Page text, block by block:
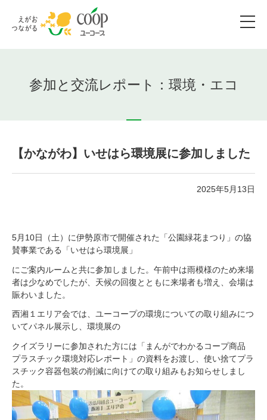
参加と交流レポート：環境・エコ
【かながわ】いせはら環境展に参加しました
2025年5月13日
5月10日（土）に伊勢原市で開催された「公園緑花まつり」の協
賛事業である「いせはら環境展」
にご案内ルームと共に参加しました。午前中は雨模様のため来場
者は少なめでしたが、天候の回復とともに来場者も増え、会場は
賑わいました。
西湘１エリア会では、ユーコープの環境についての取り組みにつ
いてパネル展示し、環境展の
クイズラリーに参加された方には「まんがでわかるコープ商品
プラスチック環境対応レポート」の資料をお渡し、使い捨てプラ
スチック容器包装の削減に向けての取り組みもお知らせしまし
た。